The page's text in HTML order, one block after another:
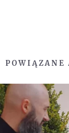
POWIĄZANE